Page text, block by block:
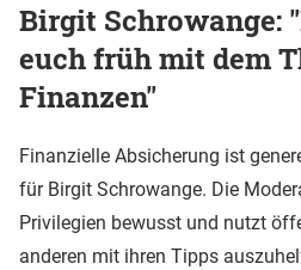
Birgit Schrowange:
euch früh mit dem
Finanzen"
Finanzielle Absicherung ist
für Birgit Schrowange. Die
Privilegien bewusst und nutzt
anderen mit ihren Tipps